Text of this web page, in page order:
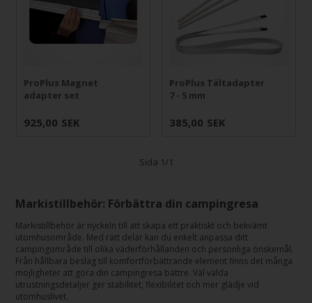
ProPlus Magnet
adapter set
925,00 SEK
ProPlus Tältadapter
7 - 5 mm
385,00 SEK
Sida 1/1
Markistillbehör: Förbättra din campingresa
Markistillbehör är nyckeln till att skapa ett praktiskt och bekvämt
utomhusområde. Med rätt delar kan du enkelt anpassa ditt
campingområde till olika väderförhållanden och personliga önskemål.
Från hållbara beslag till komfortförbättrande element finns det många
möjligheter att göra din campingresa bättre. Väl valda
utrustningsdetaljer ger stabilitet, flexibilitet och mer glädje vid
utomhuslivet.